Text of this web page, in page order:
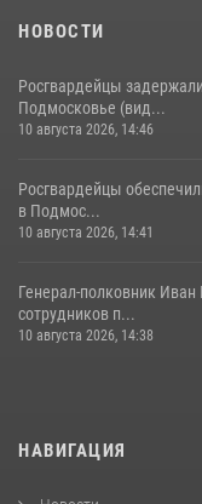
НОВОСТИ
Росгвардейцы
Подмосковье (вид...
10 августа 2026, 14:46
Росгвардейцы
в Подмос...
10 августа 2026, 14:41
Генерал-полковник
сотрудников п...
10 августа 2026, 14:38
НАВИГАЦИЯ